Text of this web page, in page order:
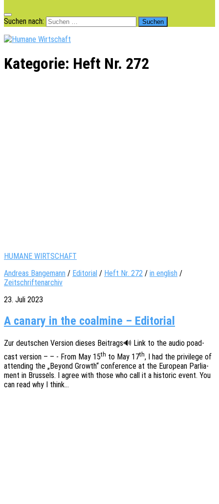
Suchen nach:
Kategorie: Heft Nr. 272
HUMANE WIRTSCHAFT
Andreas Bangemann / Editorial / Heft Nr. 272 / in english /
Zeitschriftenarchiv
23. Juli 2023
A canary in the coalmine – Editorial
Zur deut­schen Versi­on dieses Beitrags🔊 Link to the audio poad­
cast versi­on – – - From May 15th to May 17th, I had the privi­le­ge of
atten­ding the „Beyond Growth“ confe­rence at the Euro­pean Parlia­
ment in Brussels. I agree with those who call it a histo­ric event. You
can read why I think…